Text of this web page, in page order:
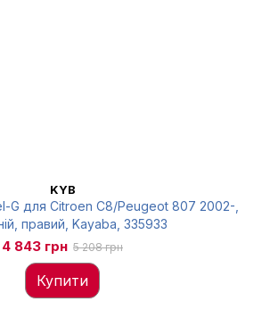
KYB
G для Citroen C8/Peugeot 807 2002-,
правий, Kayaba, 335933
4 843 грн 5 208 грн
Купити